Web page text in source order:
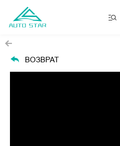
ВОЗВРАТ